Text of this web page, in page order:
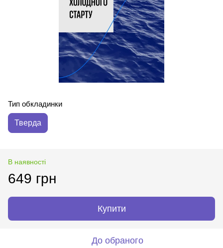
Тип обкладинки
Тверда
В наявності
649 грн
Купити
До обраного